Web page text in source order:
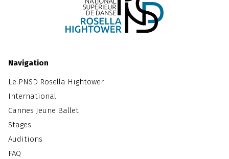
Navigation
Le PNSD Rosella Hightower
International
Cannes Jeune Ballet
Stages
Auditions
FAQ